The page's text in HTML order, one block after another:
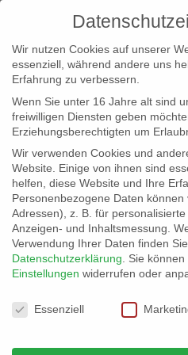
info@erfolgreich-
+4940 46 777 230
Wir nutzen Cookies auf unserer
essenziell, während andere uns
Erfahrung zu verbessern.
Wenn Sie unter 16 Jahre alt sind
freiwilligen Diensten geben
Erziehungsberechtigten um
Wir verwenden Cookies und
Website. Einige von ihnen sind
helfen, diese Website und Ihre
Personenbezogene Daten
Adressen), z. B. für
Anzeigen- und Inhaltsmessung.
Verwendung Ihrer Daten finden
Datenschutzerklärung
Sie
Einstellungen widerrufen oder
Datenschutzeinstellungen
Essenziell